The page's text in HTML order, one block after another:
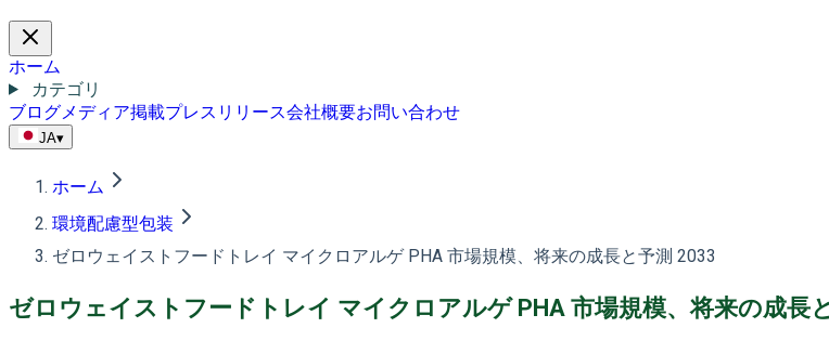
ホーム
カテゴリ
ブログメディア掲載プレスリリース会社概要お問い合わせ
JA▾
ホーム
環境配慮型包装
ゼロウェイストフードトレイ マイクロアルゲ PHA 市場規模、将来の成長と予測 2033
ゼロウェイストフードトレイ マイクロアルゲ PHA 市場規模、将来の成長